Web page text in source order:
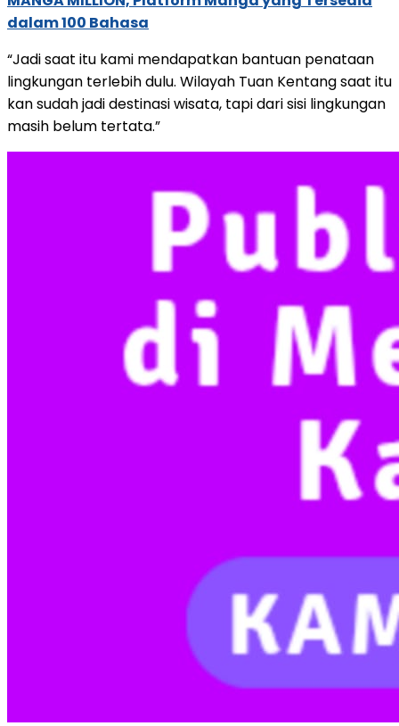
dalam 100 Bahasa
“Jadi saat itu kami mendapatkan bantuan penataan
lingkungan terlebih dulu. Wilayah Tuan Kentang saat itu
kan sudah jadi destinasi wisata, tapi dari sisi lingkungan
masih belum tertata.”